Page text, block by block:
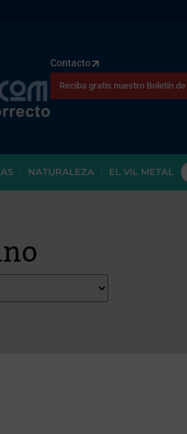
Contacto
Reciba gratis nuestro Boletín
NATURALEZA EL VIL METAL